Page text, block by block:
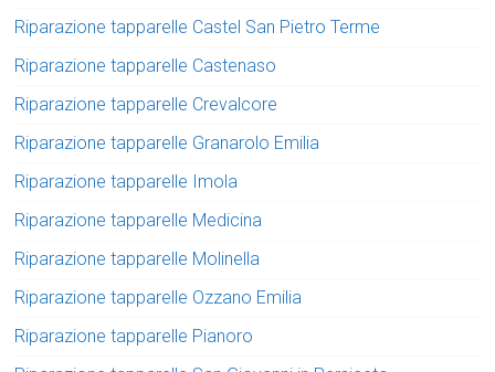
Riparazione tapparelle Castel San Pietro Terme
Riparazione tapparelle Castenaso
Riparazione tapparelle Crevalcore
Riparazione tapparelle Granarolo Emilia
Riparazione tapparelle Imola
Riparazione tapparelle Medicina
Riparazione tapparelle Molinella
Riparazione tapparelle Ozzano Emilia
Riparazione tapparelle Pianoro